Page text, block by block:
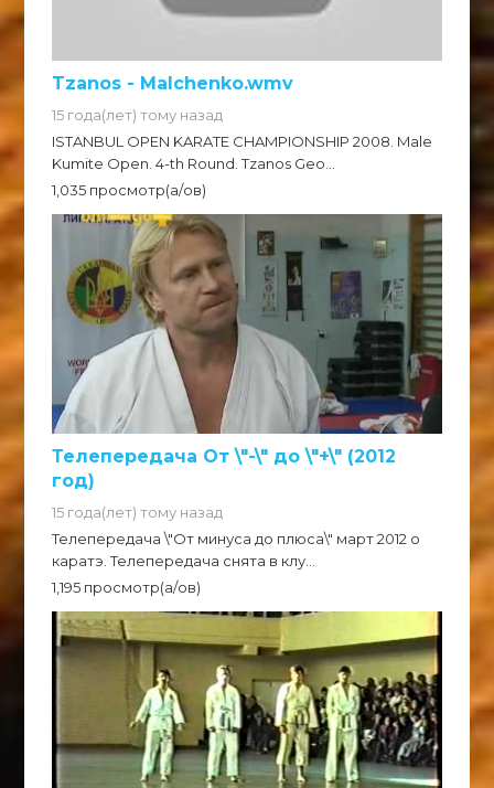
Tzanos - Malchenko.wmv
15 года(лет) тому назад
ISTANBUL OPEN KARATE CHAMPIONSHIP 2008. Male
Kumite Open. 4-th Round. Tzanos Geo...
1,035 просмотр(а/ов)
Телепередача От \"-\" до \"+\" (2012
год)
15 года(лет) тому назад
Телепередача \"От минуса до плюса\" март 2012 о
каратэ. Телепередача снята в клу...
1,195 просмотр(а/ов)